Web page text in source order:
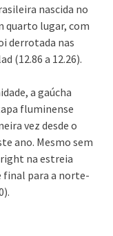
nascida no
quarto lugar, com
derrotada nas
(12.86 a 12.26).
a gaúcha
fluminense
vez desde o
ano. Mesmo sem
na estreia
final para a norte-